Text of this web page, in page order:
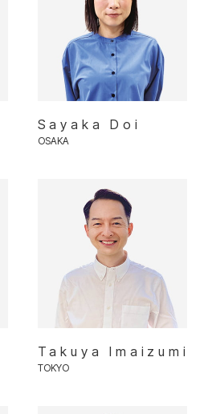
Sayaka Doi
OSAKA
Takuya Imaizumi
TOKYO